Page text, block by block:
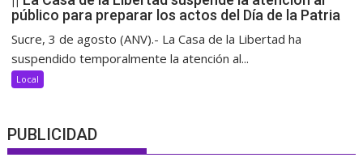
público para preparar los actos del Día de la Patria
Sucre, 3 de agosto (ANV).- La Casa de la Libertad ha
suspendido temporalmente la atención al...
Local
PUBLICIDAD